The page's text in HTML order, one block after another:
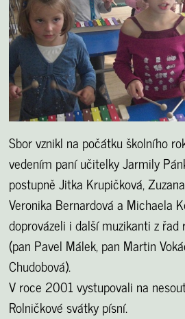
Sbor vznikl na počátku školního
vedením paní učitelky Jarmily
postupně Jitka Krupičková,
Veronika Bernardová a Michaela
doprovázeli i další muzikanti z
(pan Pavel Málek, pan Martin
Chudobová).
V roce 2001 vystupovali na
Rolničkové svátky písní.